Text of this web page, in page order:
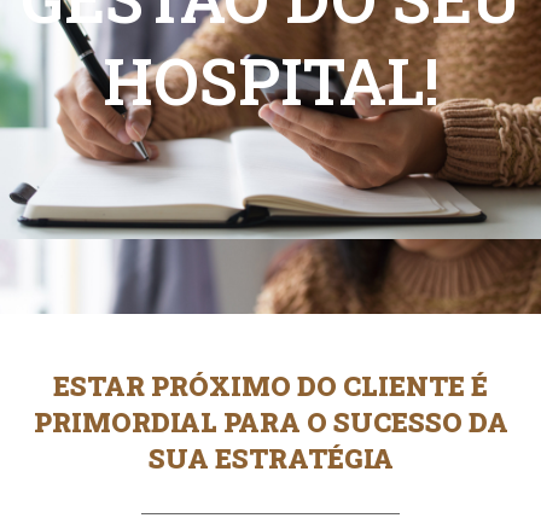
HOSPITAL!
ESTAR PRÓXIMO DO CLIENTE É
PRIMORDIAL PARA O SUCESSO DA
SUA ESTRATÉGIA